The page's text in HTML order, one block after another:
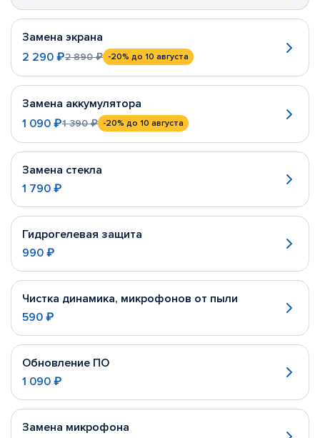
Замена экрана
2 290 ₽2 890 ₽ -20% до 10 августа
Замена аккумулятора
1 090 ₽1 390 ₽ -20% до 10 августа
Замена стекла
1 790 ₽
Гидрогелевая защита
990 ₽
Чистка динамика, микрофонов от пыли
590 ₽
Обновление ПО
1 090 ₽
Замена микрофона